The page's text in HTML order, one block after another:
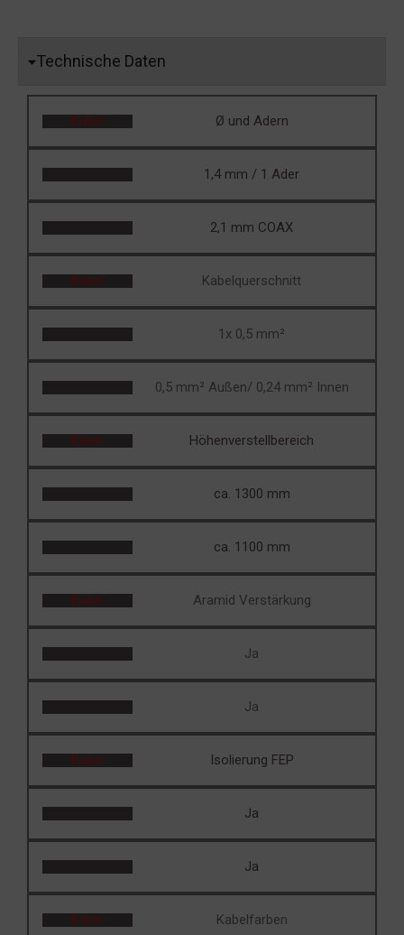
Technische Daten
Kabel Ø und Adern
1,4 mm / 1 Ader
2,1 mm COAX
Kabel Kabelquerschnitt
1x 0,5 mm²
0,5 mm² Außen/ 0,24 mm² Innen
Kabel Höhenverstellbereich
ca. 1300 mm
ca. 1100 mm
Kabel Aramid Verstärkung
Ja
Ja
Kabel Isolierung FEP
Ja
Ja
Kabel Kabelfarben